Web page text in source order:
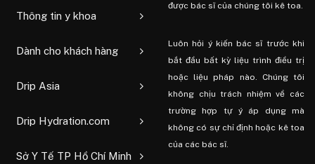
Thông tin y khoa
Dành cho khách hàng
Drip Asia
Drip Hydration.com
Sở Y Tế TP Hồ Chí Minh
được bác sĩ của chúng tôi kê toa.
Luôn hỏi ý kiến ​​bác sĩ trước khi
bắt đầu bất kỳ liệu trình điều trị
hoặc liệu pháp nào. Chúng tôi
không chịu trách nhiệm về các
trường hợp tự ý áp dụng mà
không có sự chỉ định hoặc kê toa
của các bác sĩ.